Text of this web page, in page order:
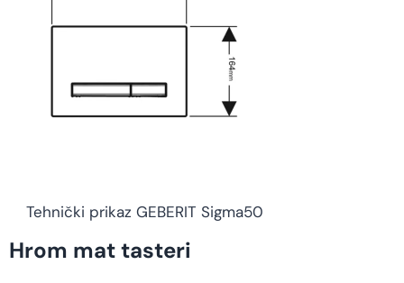
Tehnički prikaz GEBERIT Sigma50
Hrom mat tasteri